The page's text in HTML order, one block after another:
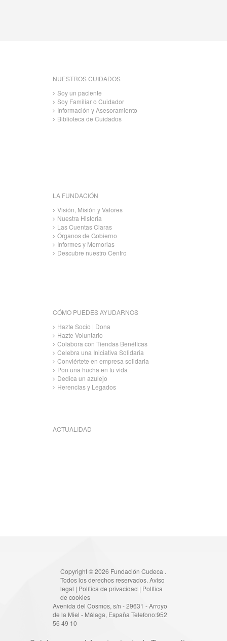
NUESTROS CUIDADOS
Soy un paciente
Soy Familiar o Cuidador
Información y Asesoramiento
Biblioteca de Cuidados
LA FUNDACIÓN
Visión, Misión y Valores
Nuestra Historia
Las Cuentas Claras
Órganos de Gobierno
Informes y Memorias
Descubre nuestro Centro
CÓMO PUEDES AYUDARNOS
Hazte Socio | Dona
Hazte Voluntario
Colabora con Tiendas Benéficas
Celebra una Iniciativa Solidaria
Conviértete en empresa solidaria
Pon una hucha en tu vida
Dedica un azulejo
Herencias y Legados
ACTUALIDAD
Copyright © 2026 Fundación Cudeca .
Todos los derechos reservados. Aviso
legal | Política de privacidad | Política
de cookies
Avenida del Cosmos, s/n - 29631 - Arroyo
de la Miel - Málaga, España Telefono:952
56 49 10